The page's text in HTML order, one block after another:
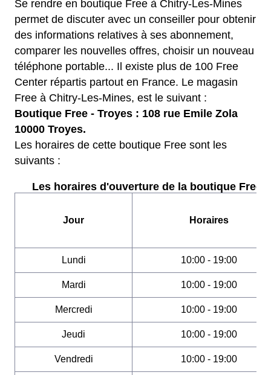
Se rendre en boutique Free à Chitry-Les-Mines
permet de discuter avec un conseiller pour obtenir
des informations relatives à ses abonnement,
comparer les nouvelles offres, choisir un nouveau
téléphone portable... Il existe plus de 100 Free
Center répartis partout en France. Le magasin
Free à Chitry-Les-Mines, est le suivant :
Boutique Free - Troyes : 108 rue Emile Zola
10000 Troyes.
Les horaires de cette boutique Free sont les
suivants :
Les horaires d'ouverture de la boutique Free :
Jour Horaires
Lundi 10:00 - 19:00
Mardi 10:00 - 19:00
Mercredi 10:00 - 19:00
Jeudi 10:00 - 19:00
Vendredi 10:00 - 19:00